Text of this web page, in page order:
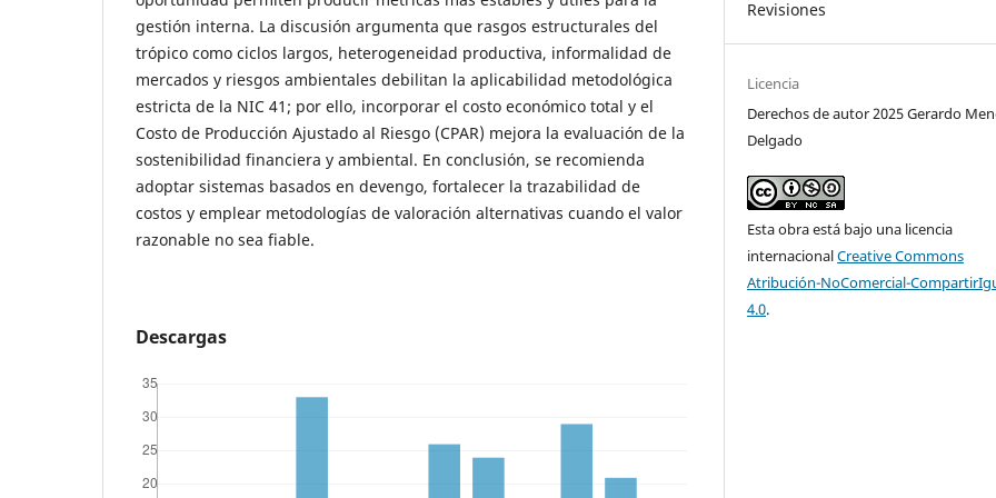
gestión interna. La discusión argumenta que rasgos estructurales del
trópico como ciclos largos, heterogeneidad productiva, informalidad de
mercados y riesgos ambientales debilitan la aplicabilidad metodológica
estricta de la NIC 41; por ello, incorporar el costo económico total y el
Costo de Producción Ajustado al Riesgo (CPAR) mejora la evaluación de la
sostenibilidad financiera y ambiental. En conclusión, se recomienda
adoptar sistemas basados en devengo, fortalecer la trazabilidad de
costos y emplear metodologías de valoración alternativas cuando el valor
razonable no sea fiable.
Descargas
Revisiones
Licencia
Derechos de autor 2025 Gerardo
Delgado
Esta obra está bajo una licencia
internacionalCreative Commons
Atribución-NoComercial-
4.0.